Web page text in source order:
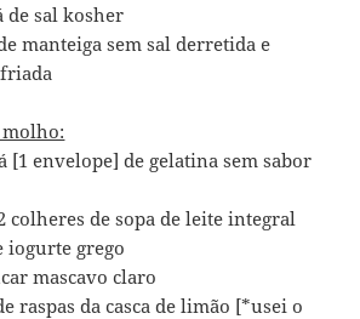
de sal kosher
manteiga sem sal derretida e
[1 envelope] de gelatina sem sabor
colheres de sopa de leite integral
iogurte grego
mascavo claro
raspas da casca de limão [*usei o